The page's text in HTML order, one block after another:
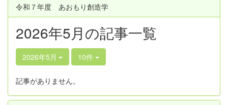
令和７年度 あおもり創造学
2026年5月の記事一覧
2026年5月 10件
記事がありません。